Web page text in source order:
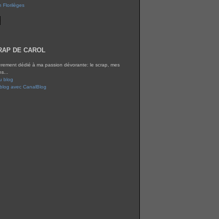
Florilèges
DE CAROL
dédié à ma passion dévorante: le scrap, mes
blog
avec CanalBlog